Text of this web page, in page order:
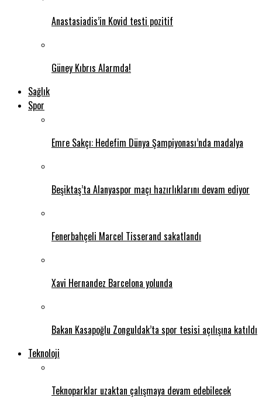
Anastasiadis’in Kovid testi pozitif
Güney Kıbrıs Alarmda!
Sağlık
Spor
Emre Sakçı: Hedefim Dünya Şampiyonası’nda madalya
Beşiktaş’ta Alanyaspor maçı hazırlıklarını devam ediyor
Fenerbahçeli Marcel Tisserand sakatlandı
Xavi Hernandez Barcelona yolunda
Bakan Kasapoğlu Zonguldak’ta spor tesisi açılışına katıldı
Teknoloji
Teknoparklar uzaktan çalışmaya devam edebilecek